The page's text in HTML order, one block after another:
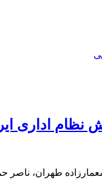
نظام اداری
طهران، ناصر